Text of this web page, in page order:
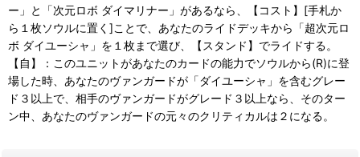
ー」と「次元ロボ ダイマリナー」があるなら、【コスト】[手札か
ら１枚ソウルに置く]ことで、あなたのライドデッキから「超次元ロ
ボ ダイユーシャ」を１枚まで選び、【スタンド】でライドする。
【自】：このユニットがあなたのカードの能力でソウルから(R)に登
場した時、あなたのヴァンガードが「ダイユーシャ」を含むグレー
ド３以上で、相手のヴァンガードがグレード３以上なら、そのター
ン中、あなたのヴァンガードの元々のクリティカルは２になる。